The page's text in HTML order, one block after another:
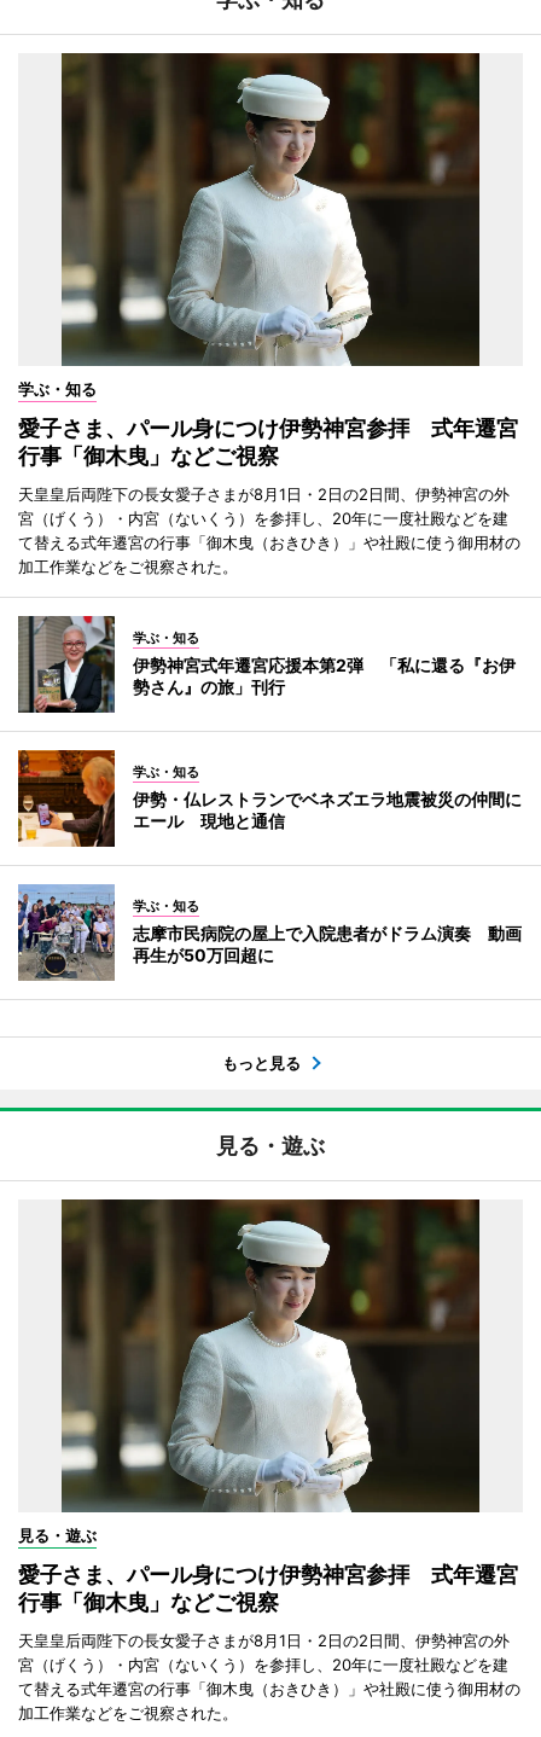
学ぶ・知る
愛子さま、パール身につけ伊勢神宮参拝 式年遷宮
行事「御木曳」などご視察
天皇皇后両陛下の長女愛子さまが8月1日・2日の2日間、伊勢神宮の外
宮（げくう）・内宮（ないくう）を参拝し、20年に一度社殿などを建
て替える式年遷宮の行事「御木曳（おきひき）」や社殿に使う御用材の
加工作業などをご視察された。
学ぶ・知る
伊勢神宮式年遷宮応援本第2弾 「私に還る『お伊
勢さん』の旅」刊行
学ぶ・知る
伊勢・仏レストランでベネズエラ地震被災の仲間に
エール 現地と通信
学ぶ・知る
志摩市民病院の屋上で入院患者がドラム演奏 動画
再生が50万回超に
もっと見る
見る・遊ぶ
見る・遊ぶ
愛子さま、パール身につけ伊勢神宮参拝 式年遷宮
行事「御木曳」などご視察
天皇皇后両陛下の長女愛子さまが8月1日・2日の2日間、伊勢神宮の外
宮（げくう）・内宮（ないくう）を参拝し、20年に一度社殿などを建
て替える式年遷宮の行事「御木曳（おきひき）」や社殿に使う御用材の
加工作業などをご視察された。